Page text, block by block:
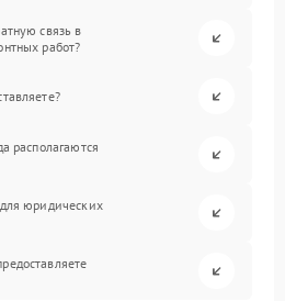
связь в
работ?
располагаются
юридических